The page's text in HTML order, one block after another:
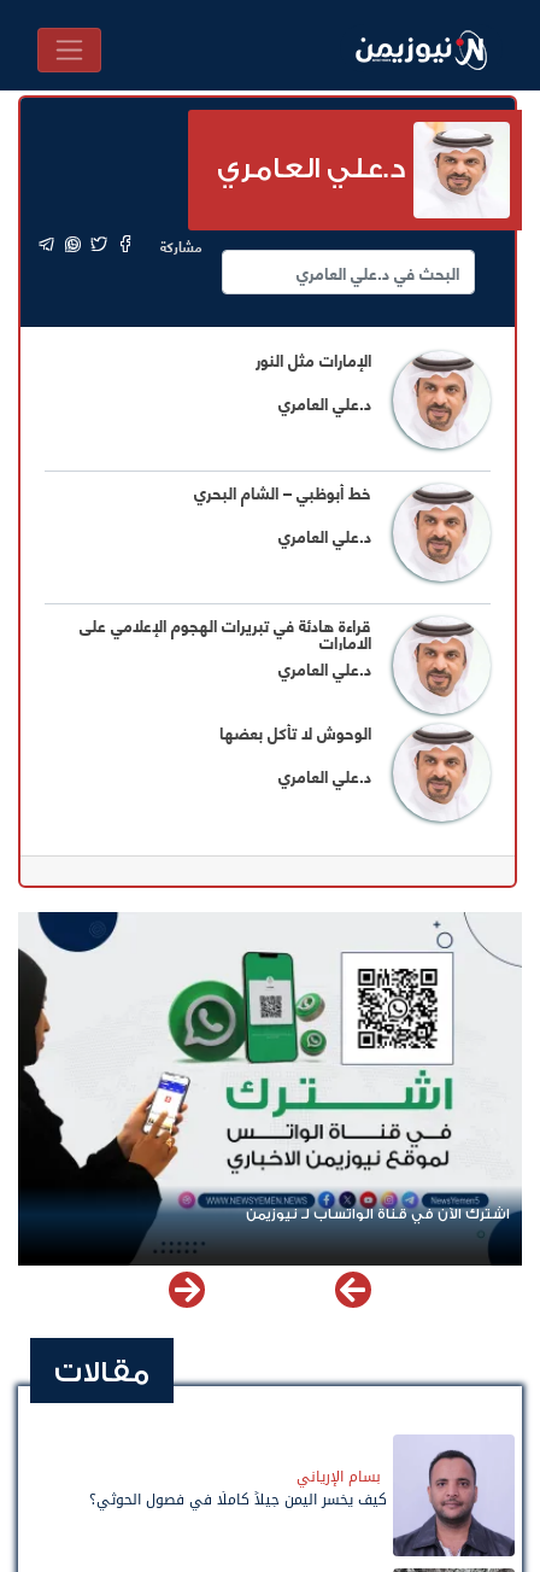
د.علي العامري
مشاركة
الإمارات مثل النور
د.علي العامري
خط أبوظبي – الشام البحري
د.علي العامري
قراءة هادئة في تبريرات الهجوم الإعلامي على
الإمارات
د.علي العامري
الوحوش لا تأكل بعضها
د.علي العامري
اشترك الآن في قناة الواتساب لـ نيوزيمن
مقالات
بسام الإرياني
كيف يخسر اليمن جيلاً كاملًا في فصول الحوثي؟